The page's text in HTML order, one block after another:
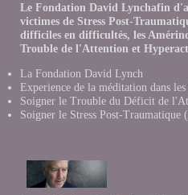
Le Fondation David Lynchafin
victimes de Stress Post-
difficiles en difficultés, les
Trouble de l'Attention et
La Fondation David Lynch
Experience de la méditation dans les
Soigner le Trouble du Déficit de
Soigner le Stress Post-Traumatique (